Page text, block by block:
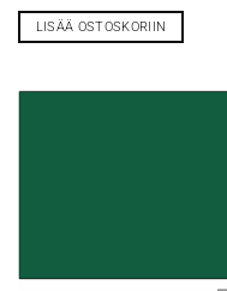
LISÄÄ OSTOSKORIIN